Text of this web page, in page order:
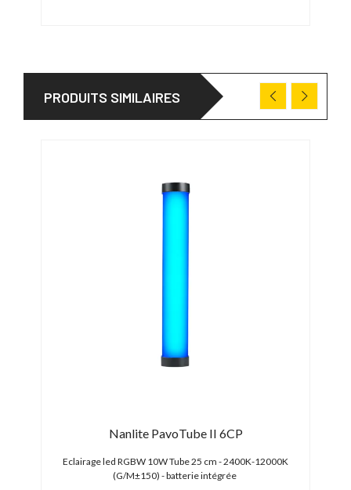
PRODUITS SIMILAIRES
Nanlite PavoTube II 6CP
Eclairage led RGBW 10W Tube 25 cm - 2400K-12000K
(G/M±150) - batterie intégrée